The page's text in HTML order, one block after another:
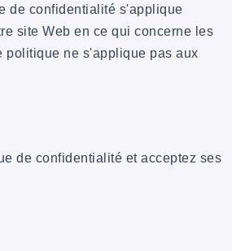
de confidentialité s'applique
site Web en ce qui concerne les
politique ne s'applique pas aux
de confidentialité et acceptez ses